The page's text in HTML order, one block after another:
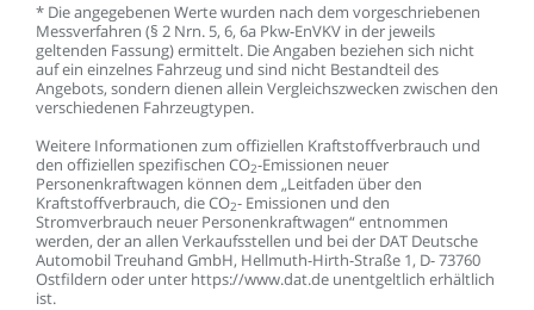
* Dieangegebenen Wertewurden nach dem vorgeschriebenen
Messverfahren (§ 2 Nrn. 5, 6, 6a Pkw-EnVKV in der jeweils
geltenden Fassung)ermittelt. DieAngaben beziehen sich nicht
aufein einzelnes Fahrzeug und sind nicht Bestandteildes
Angebots, sondern dienen allein Vergleichszwecken zwischen den
verschiedenen Fahrzeugtypen.
Weitere Informationen zum offiziellen Kraftstoffverbrauch und
den offiziellen spezifischen CO2-Emissionen neuer
Personenkraftwagen können dem „Leitfaden überden
Kraftstoffverbrauch, dieCO2- Emissionen und den
Stromverbrauch neuer Personenkraftwagen“entnommen
werden, deran allen Verkaufsstellen und beider DAT Deutsche
AutomobilTreuhand GmbH, Hellmuth-Hirth-Straße 1, D-73760
Ostfildern oder unter https://www.dat.de unentgeltlich erhältlich
ist.